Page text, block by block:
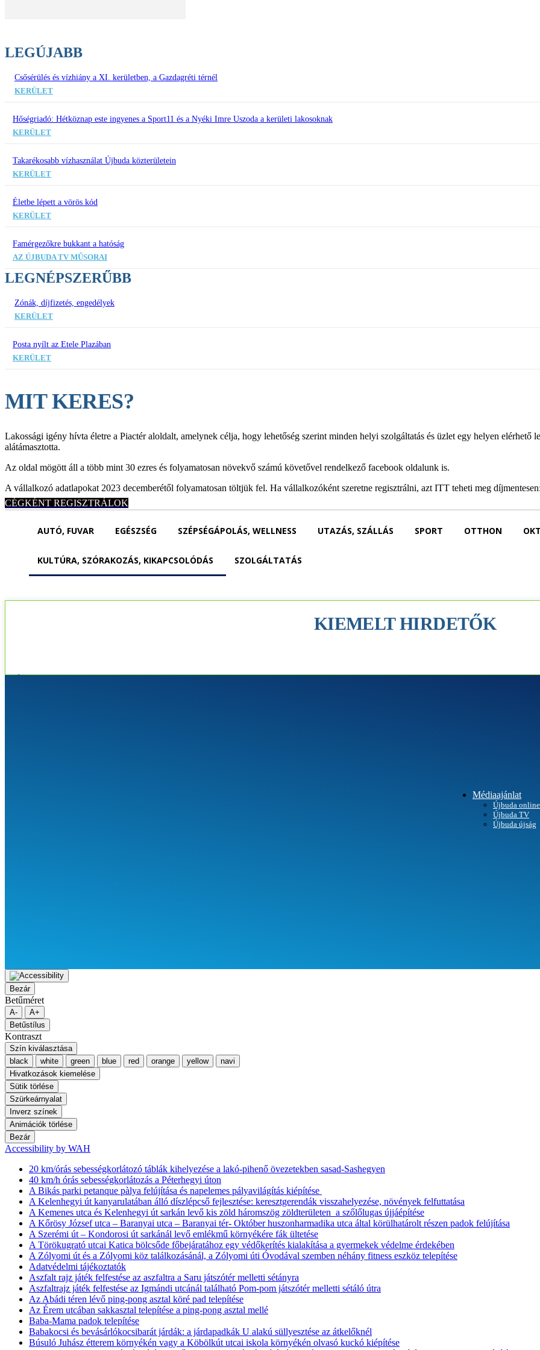
LEGÚJABB
Csősérülés és vízhiány a XI. kerületben, a Gazdagréti térnél
KERÜLET
Hőségriadó: Hétköznap este ingyenes a Sport11 és a Nyéki Imre Uszoda a kerületi lakosoknak
KERÜLET
Takarékosabb vízhasználat Újbuda közterületein
KERÜLET
Életbe lépett a vörös kód
KERÜLET
Famérgezőkre bukkant a hatóság
AZ ÚJBUDA TV MŰSORAI
LEGNÉPSZERŰBB
Zónák, díjfizetés, engedélyek
KERÜLET
Posta nyílt az Etele Plazában
KERÜLET
MIT KERES?
Lakossági igény hívta életre a Piactér aloldalt, amelynek célja, hogy lehetőség szerint minden helyi szolgáltatás és üzlet egy helyen elérhető
alátámasztotta.
Az oldal mögött áll a több mint 30 ezres és folyamatosan növekvő számú követővel rendelkező facebook oldalunk is.
A vállalkozó adatlapokat 2023 decemberétől folyamatosan töltjük fel. Ha vállalkozóként szeretne regisztrálni, azt ITT teheti meg
CÉGKÉNT REGISZTRÁLOK
AUTÓ, FUVAR EGÉSZSÉG SZÉPSÉGÁPOLÁS, WELLNESS UTAZÁS, SZÁLLÁS SPORT OTTHON
KULTÚRA, SZÓRAKOZÁS, KIKAPCSOLÓDÁS SZOLGÁLTATÁS
KIEMELT HIRDETŐK
Médiaajánlat
Újbuda online
Újbuda TV
Újbuda újság
Bezár
Betűméret
A-
A+
Betűstílus
Kontraszt
Szín kiválasztása
black
white green blue red orange yellow
navi
Hivatkozások kiemelése
Sütik törlése
Szürkeárnyalat
Inverz színek
Animációk törlése
Bezár
Accessibility by WAH
20 km/órás sebességkorlátozó táblák kihelyezése a lakó-pihenő övezetekben sasad-Sashegyen
40 km/h órás sebességkorlátozás a Péterhegyi úton
A Bikás parki petanque pàlya felújítása és napelemes pályavilágítás kiépítése
A Kelenhegyi út kanyarulatában álló díszlépcső fejlesztése: keresztgerendák visszahelyezése, növények felfuttatása
A Kemenes utca és Kelenhegyi út sarkán levő kis zöld háromszög zöldterületen a szőlőlugas újjáépítése
A Kőrösy József utca – Baranyai utca – Baranyai tér- Október huszonharmadika utca által körülhatárolt részen padok felújítása
A Szerémi út – Kondorosi út sarkánál levő emlékmű környékére fák ültetése
A Törökugrató utcai Katica bölcsőde főbejáratához egy védőkerítés kialakítása a gyermekek védelme érdekében
A Zólyomi út és a Zólyomi köz találkozásánál, a Zólyomi úti Óvodával szemben néhány fitness eszköz telepítése
Adatvédelmi tájékoztatók
Aszfalt rajz játék felfestése az aszfaltra a Saru játszótér melletti sétányra
Aszfaltrajz játék felfestése az Igmándi utcánál található Pom-pom játszótér melletti sétáló útra
Az Abádi téren lévő ping-pong asztal köré pad telepítése
Az Érem utcában sakkasztal telepítése a ping-pong asztal mellé
Baba-Mama padok telepítése
Babakocsi és bevásárlókocsibarát járdák: a járdapadkák U alakú süllyesztése az átkelőknél
Búsuló Juhász étterem környékén vagy a Köbölkút utcai iskola környékén olvasó kuckó kiépítése